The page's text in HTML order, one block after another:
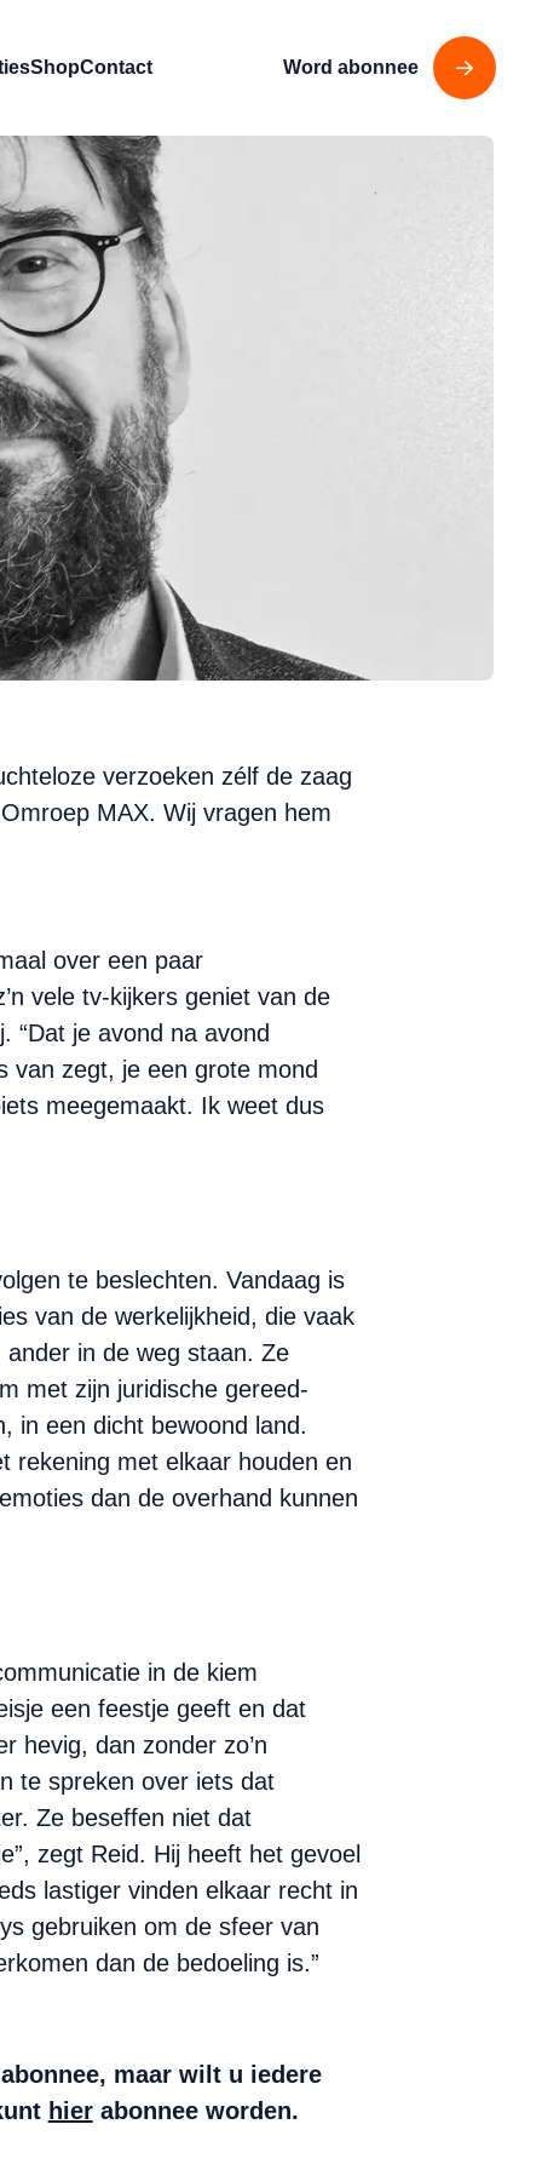
ShopContact Word abonnee
verzoeken zélf de zaag
MAX. Wij vragen hem
over een paar
vele tv-kijkers geniet van de
“Dat je avond na avond
van zegt, je een grote mond
meegemaakt. Ik weet dus
te beslechten. Vandaag is
van de werkelijkheid, die vaak
in de weg staan. Ze
met zijn juridische gereed­
in een dicht bewoond land.
rekening met elkaar houden en
dan de overhand kunnen
in de kiem
een feestje geeft en dat
hevig, dan zonder zo’n
te spreken over iets dat
Ze beseffen niet dat
zegt Reid. Hij heeft het gevoel
lastiger vinden elkaar recht in
gebruiken om de sfeer van
dan de bedoeling is.”
maar wilt u iedere
hierabonnee worden.